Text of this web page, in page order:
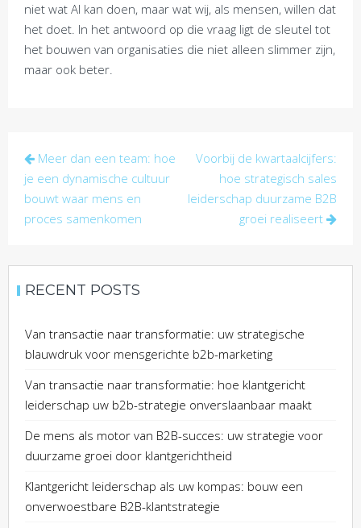
niet wat AI kan doen, maar wat wij, als mensen, willen dat
het doet. In het antwoord op die vraag ligt de sleutel tot
het bouwen van organisaties die niet alleen slimmer zijn,
maar ook beter.
Post
navigation
Meer dan een team: hoe
je een dynamische cultuur
bouwt waar mens en
proces samenkomen
Voorbij de kwartaalcijfers:
hoe strategisch sales
leiderschap duurzame B2B
groei realiseert
RECENT POSTS
Van transactie naar transformatie: uw strategische
blauwdruk voor mensgerichte b2b-marketing
Van transactie naar transformatie: hoe klantgericht
leiderschap uw b2b-strategie onverslaanbaar maakt
De mens als motor van B2B-succes: uw strategie voor
duurzame groei door klantgerichtheid
Klantgericht leiderschap als uw kompas: bouw een
onverwoestbare B2B-klantstrategie